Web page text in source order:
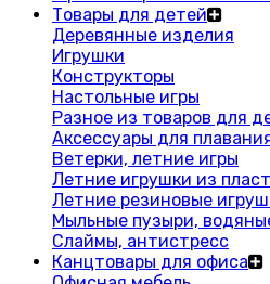
Товары для детей
Деревянные изделия
Игрушки
Конструкторы
Настольные игры
Разное из товаров для
Аксессуары для
Ветерки, летние игры
Летние игрушки из
Летние резиновые
Мыльные пузыри,
Слаймы, антистресс
Канцтовары для офиса